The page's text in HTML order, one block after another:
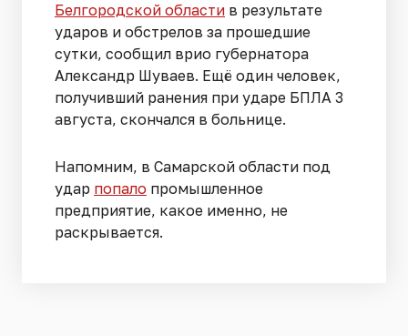
Белгородской области в результате
ударов и обстрелов за прошедшие
сутки, сообщил врио губернатора
Александр Шуваев. Ещё один человек,
получивший ранения при ударе БПЛА 3
августа, скончался в больнице.
Напомним, в Самарской области под
удар попало промышленное
предприятие, какое именно, не
раскрывается.